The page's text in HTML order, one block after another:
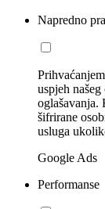
Napredno
uspjeh
oglašavanja.
šifrirane
usluga
Google Ads
Performanse